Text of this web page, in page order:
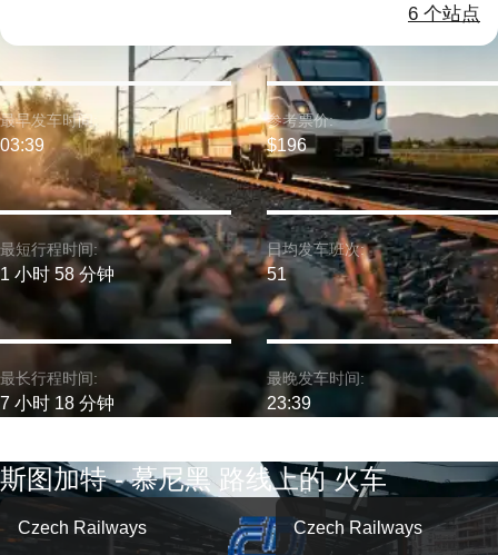
6 个站点
最短行程时间:
1 小时 58 分钟
最早发车时间:
03:39
最长行程时间:
7 小时 18 分钟
参考票价:
$196
日均发车班次:
51
最晚发车时间:
23:39
斯图加特 - 慕尼黑 路线上的 火车
Czech Railways Czech Railways